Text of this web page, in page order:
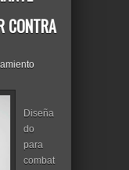
CONTRA
Diseña
do
para
combat